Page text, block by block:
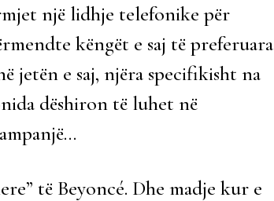
një lidhje telefonike për
këngët e saj të preferuara
jetën e saj, njëra specifikisht na
dëshiron të luhet në
të Beyoncé. Dhe madje kur e